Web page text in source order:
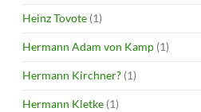
Heinz Tovote (1)
Hermann Adam von Kamp (1)
Hermann Kirchner? (1)
Hermann Kletke (1)